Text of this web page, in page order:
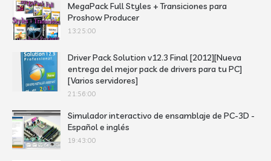
MegaPack Full Styles + Transiciones para
Proshow Producer
13:25:00
Driver Pack Solution v12.3 Final [2012][Nueva
entrega del mejor pack de drivers para tu PC]
[Varios servidores]
21:56:00
Simulador interactivo de ensamblaje de PC-3D -
Español e inglés
19:43:00